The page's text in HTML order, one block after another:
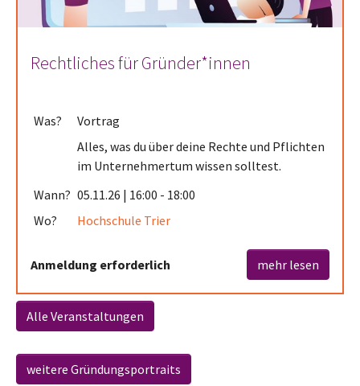
Rechtliches für Gründer*innen
Was?
Vortrag
Alles, was du über deine Rechte und Pflichten
im Unternehmertum wissen solltest.
Wann? 05.11.26 | 16:00 - 18:00
Wo?
Hochschule Trier
Anmeldung erforderlich mehr lesen
Alle Veranstaltungen
weitere Gründungsportraits